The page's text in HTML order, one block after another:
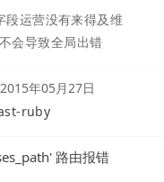
运营没有来得及维
会导致全局出错
2015年05月27日
ruby
路由报错